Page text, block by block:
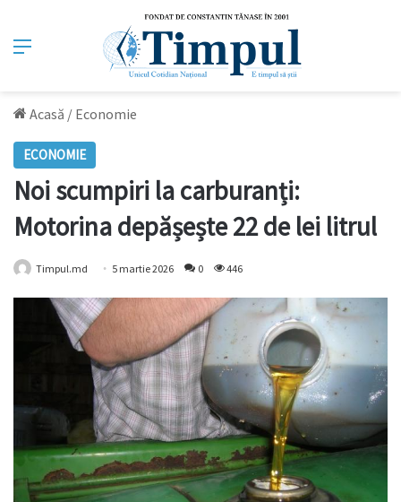
Meniu
Acasă / Economie
ECONOMIE
Noi scumpiri la carburanți:
Motorina depășește 22 de lei litrul
Timpul.md 5 martie 2026 0 446